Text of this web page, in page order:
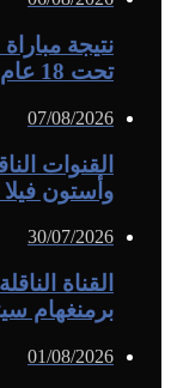
مباراة مصر
07/08/
الناقلة
فيلا
30/07/
الناقلة
سيتى،
01/08/